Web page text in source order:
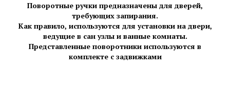
Поворотные ручки предназначены для дверей,
требующих запирания.
Как правило, используются для установки на двери,
ведущие в сан узлы и ванные комнаты.
Представленные поворотники используются в
комплекте с задвижками